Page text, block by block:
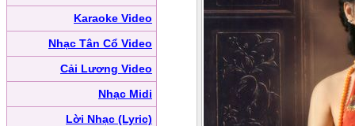
Karaoke Video
Nhạc Tân Cổ Video
Cải Lương Video
Nhạc Midi
Lời Nhạc (Lyric)